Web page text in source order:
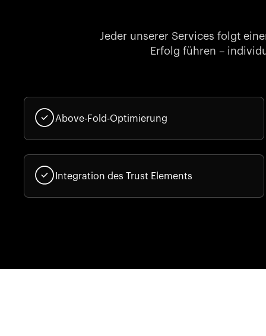
Jeder unserer Services folgt
Erfolg führen –
Above-Fold-Optimierung
Integration des Trust Elements